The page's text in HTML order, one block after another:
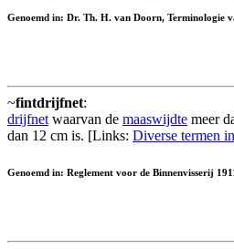
Genoemd in: Dr. Th. H. van Doorn, Terminologie
~fintdrijfnet:
drijfnet waarvan de maaswijdte meer
dan 12 cm is. [Links: Diverse termen
Genoemd in: Reglement voor de Binnenvisserij